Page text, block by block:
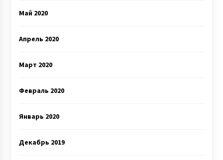
Май 2020
Апрель 2020
Март 2020
Февраль 2020
Январь 2020
Декабрь 2019